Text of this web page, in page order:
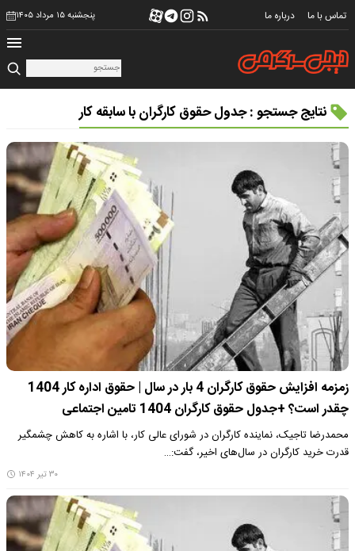
تماس با ما درباره ما پنجشنبه ۱۵ مرداد ۱۴۰۵
نتایج جستجو : جدول حقوق کارگران با سابقه کار
زمزمه افزایش حقوق کارگران 4 بار در سال | حقوق اداره کار 1404
چقدر است؟ +جدول حقوق کارگران 1404 تامین اجتماعی
محمدرضا تاجیک، نماینده کارگران در شورای عالی کار، با اشاره به کاهش چشمگیر
قدرت خرید کارگران در سال‌های اخیر، گفت:…
۳۰ تیر ۱۴۰۴